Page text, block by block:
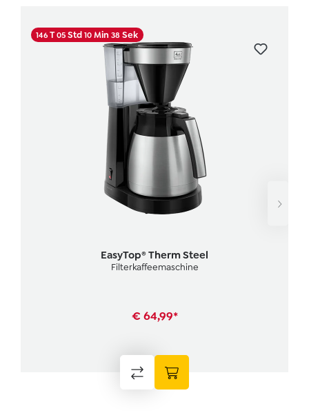
146T05Std 10Min 37 Sek
EasyTop® Therm Steel
Filterkaffeemaschine
€ 64,99*